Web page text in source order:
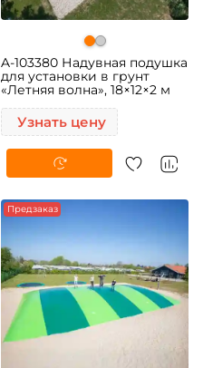
A-103380 Надувная подушка
для установки в грунт
«Летняя волна», 18×12×2 м
Узнать цену
Предзаказ